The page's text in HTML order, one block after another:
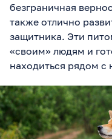
безграничная
также отлично
защитника. Эти
«своим» людям и
находиться рядом с